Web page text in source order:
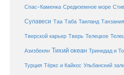
Спас-Каменка Средиземное море
Сулавеси Таа Таба Таиланд Танзания
Тверской карьер Тверь Телецкое
Азизбекян Тихий океан Тринидад и
Турция Тёркс и Кайкос Ульбанский